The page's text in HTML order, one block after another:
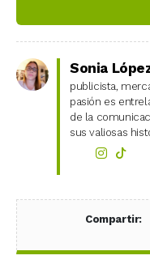
Sonia
publicista,
pasión es
de la
sus valiosas
Compartir: